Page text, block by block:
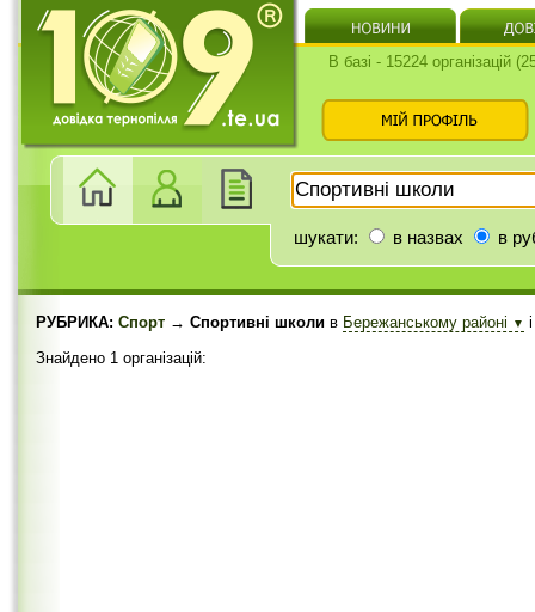
В базі - 15224 організацій
шукати: в назвах в
РУБРИКА: Спорт → Спортивні школи в Бережанському районі ▼
Знайдено 1 організацій: